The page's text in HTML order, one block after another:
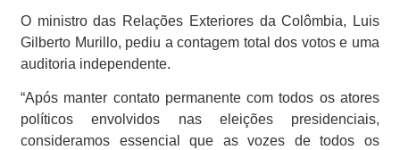
O ministro das Relações Exteriores da Colômbia, Luis
Gilberto Murillo, pediu a contagem total dos votos e uma
auditoria independente.
“Após manter contato permanente com todos os atores
políticos envolvidos nas eleições presidenciais,
consideramos essencial que as vozes de todos os